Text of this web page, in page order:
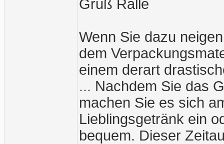
Gruß Ralle
Wenn Sie dazu
dem
einem derart
... Nachdem Sie das
machen Sie es sich
Lieblingsgetränk ein
bequem. Dieser